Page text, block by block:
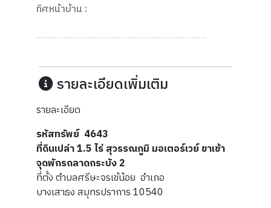
ทิศหน้าบ้าน :
รายละเอียดเพิ่มเติม
รายละเอียด
รหัสทรัพย์ 4643
ที่ดินเปล่า 1.5 ไร่ สุวรรณภูมิ มอเตอร์เวย์ ขาเข้า
จุดพักรถลาดกระบัง 2
ที่ตั้ง ตำบลศรีษะจรเข้น้อย อำเภอ
บางเสาธง สมุทรปราการ 10540